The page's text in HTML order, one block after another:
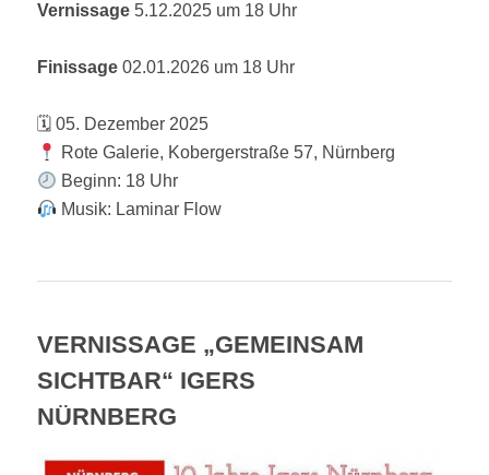
Vernissage 5.12.2025 um 18 Uhr
Finissage 02.01.2026 um 18 Uhr
🗓 05. Dezember 2025
Rote Galerie, Kobergerstraße 57, Nürnberg
Beginn: 18 Uhr
Musik: Laminar Flow
VERNISSAGE „GEMEINSAM
SICHTBAR“ IGERS
NÜRNBERG